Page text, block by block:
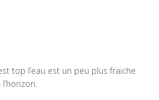
top l’eau est un peu plus fraiche